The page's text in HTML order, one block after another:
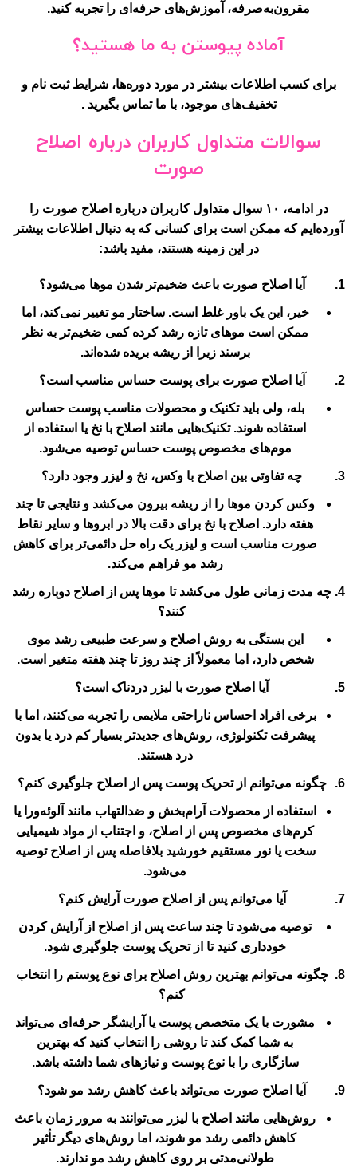
مقرون‌به‌صرفه، آموزش‌های حرفه‌ای را تجربه کنید.
آماده پیوستن به ما هستید؟
برای کسب اطلاعات بیشتر در مورد دوره‌ها، شرایط ثبت نام و
تخفیف‌های موجود، با ما تماس بگیرید .
سوالات متداول کاربران درباره اصلاح
صورت
در ادامه، ۱۰ سوال متداول کاربران درباره اصلاح صورت را
آورده‌ایم که ممکن است برای کسانی که به دنبال اطلاعات بیشتر
در این زمینه هستند، مفید باشد:
آیا اصلاح صورت باعث ضخیم‌تر شدن موها می‌شود؟
خیر، این یک باور غلط است. ساختار مو تغییر نمی‌کند، اما
ممکن است موهای تازه رشد کرده کمی ضخیم‌تر به نظر
برسند زیرا از ریشه بریده شده‌اند.
آیا اصلاح صورت برای پوست حساس مناسب است؟
بله، ولی باید تکنیک و محصولات مناسب پوست حساس
استفاده شوند. تکنیک‌هایی مانند اصلاح با نخ یا استفاده از
موم‌های مخصوص پوست حساس توصیه می‌شود.
چه تفاوتی بین اصلاح با وکس، نخ و لیزر وجود دارد؟
وکس کردن موها را از ریشه بیرون می‌کشد و نتایجی تا چند
هفته دارد. اصلاح با نخ برای دقت بالا در ابروها و سایر نقاط
صورت مناسب است و لیزر یک راه حل دائمی‌تر برای کاهش
رشد مو فراهم می‌کند.
چه مدت زمانی طول می‌کشد تا موها پس از اصلاح دوباره رشد
کنند؟
این بستگی به روش اصلاح و سرعت طبیعی رشد موی
شخص دارد، اما معمولاً از چند روز تا چند هفته متغیر است.
آیا اصلاح صورت با لیزر دردناک است؟
برخی افراد احساس ناراحتی ملایمی را تجربه می‌کنند، اما با
پیشرفت تکنولوژی، روش‌های جدیدتر بسیار کم درد یا بدون
درد هستند.
چگونه می‌توانم از تحریک پوست پس از اصلاح جلوگیری کنم؟
استفاده از محصولات آرام‌بخش و ضدالتهاب مانند آلوئه‌ورا یا
کرم‌های مخصوص پس از اصلاح، و اجتناب از مواد شیمیایی
سخت یا نور مستقیم خورشید بلافاصله پس از اصلاح توصیه
می‌شود.
آیا می‌توانم پس از اصلاح صورت آرایش کنم؟
توصیه می‌شود تا چند ساعت پس از اصلاح از آرایش کردن
خودداری کنید تا از تحریک پوست جلوگیری شود.
چگونه می‌توانم بهترین روش اصلاح برای نوع پوستم را انتخاب
کنم؟
مشورت با یک متخصص پوست یا آرایشگر حرفه‌ای می‌تواند
به شما کمک کند تا روشی را انتخاب کنید که بهترین
سازگاری را با نوع پوست و نیازهای شما داشته باشد.
آیا اصلاح صورت می‌تواند باعث کاهش رشد مو شود؟
روش‌هایی مانند اصلاح با لیزر می‌توانند به مرور زمان باعث
کاهش دائمی رشد مو شوند، اما روش‌های دیگر تأثیر
طولانی‌مدتی بر روی کاهش رشد مو ندارند.